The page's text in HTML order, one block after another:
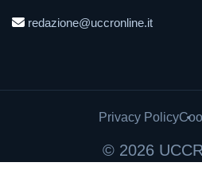
redazione@uccronline.it
Privacy Policy
© 2026